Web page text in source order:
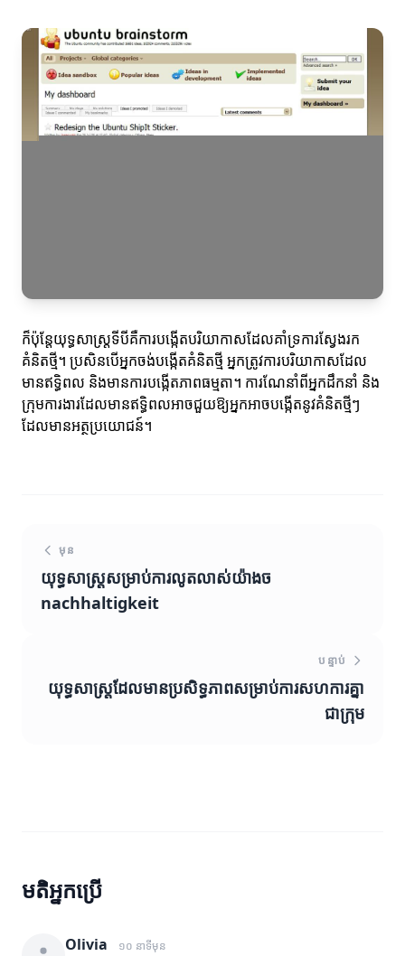
ក៏ប៉ុន្តែយុទ្ធសាស្ត្រទីបីគឺការបង្កើតបរិយាកាសដែលគាំទ្រការស្វែងរក
គំនិតថ្មី។ ប្រសិនបើអ្នកចង់បង្កើតគំនិតថ្មី អ្នកត្រូវការបរិយាកាសដែល
មានឥទ្ធិពល និងមានការបង្កើតភាពធម្មតា។ ការណែនាំពីអ្នកដឹកនាំ និង
ក្រុមការងារដែលមានឥទ្ធិពលអាចជួយឱ្យអ្នកអាចបង្កើតនូវគំនិតថ្មីៗ
ដែលមានអត្ថប្រយោជន៍។
មុន
យុទ្ធសាស្ត្រសម្រាប់ការលូតលាស់យ៉ាងច
nachhaltigkeit
បន្ទាប់
យុទ្ធសាស្ត្រដែលមានប្រសិទ្ធភាពសម្រាប់ការសហការគ្នា
ជាក្រុម
មតិអ្នកប្រើ
Olivia ១០ នាទីមុន